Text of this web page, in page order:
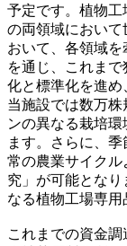
予定です。植物工
の両領域において
おいて、各領域
を通じ、これま
化と標準化を進め
当施設では数万
ンの異なる栽培
ます。さらに、
常の農業サイク
究」が可能とな
なる植物工場専用
これまでの資金